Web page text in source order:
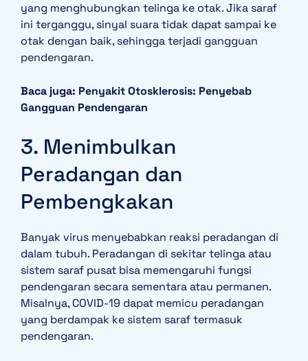
yang menghubungkan telinga ke otak. Jika saraf
ini terganggu, sinyal suara tidak dapat sampai ke
otak dengan baik, sehingga terjadi gangguan
pendengaran.
Baca juga: Penyakit Otosklerosis: Penyebab
Gangguan Pendengaran
3. Menimbulkan
Peradangan dan
Pembengkakan
Banyak virus menyebabkan reaksi peradangan di
dalam tubuh. Peradangan di sekitar telinga atau
sistem saraf pusat bisa memengaruhi fungsi
pendengaran secara sementara atau permanen.
Misalnya, COVID-19 dapat memicu peradangan
yang berdampak ke sistem saraf termasuk
pendengaran.